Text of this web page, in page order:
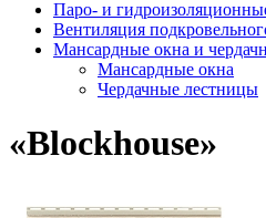
Паро- и
Вентиляция
Мансардные окна и
Мансардные окна
Чердачные лестницы
«Blockhouse»